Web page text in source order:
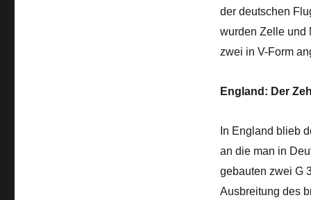
der deutschen
wurden Zelle und
zwei in V-Form
England: Der
In England blieb
an die man in
gebauten zwei G
Ausbreitung des